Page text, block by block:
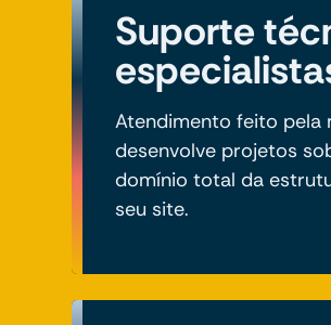
Suporte
Atendimento feito pela
desenvolve projetos
domínio total da
seu site.